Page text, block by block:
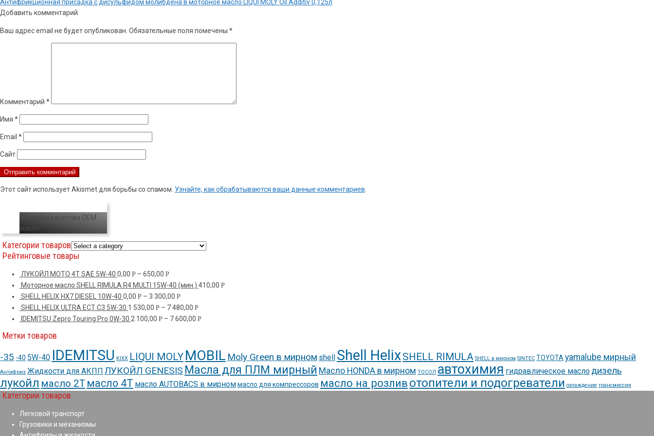
по
запись:
Антифрикционная присадка с дисульфидом молибдена в моторное масло LIQUI MOLY Oil Additiv 0,125л
Добавить комментарий
Ваш адрес email не будет опубликован. Обязательные поля помечены *
Комментарий *
Имя *
Email *
Сайт
Этот сайт использует Akismet для борьбы со спамом. Узнайте, как обрабатываются ваши данные комментариев
Гарантия качества OEM
масел
Категории товаров
Рейтинговые товары
ЛУКОЙЛ МОТО 4Т SAE 5W-40 0,00 Р – 650,00 Р
Моторное масло SHELL RIMULA R4 MULTI 15W-40 (мин.) 410,00 Р
SHELL HELIX HX7 DIESEL 10W-40 0,00 Р – 3 300,00 Р
SHELL HELIX ULTRA ECT C3 5W-30 1 530,00 Р – 7 480,00 Р
IDEMITSU Zepro Touring Pro 0W-30 2 100,00 Р – 7 600,00 Р
Метки товаров
-35 -40 5W-40 IDEMITSU KIXX LIQUI MOLY MOBIL Moly Green в мирном shell Shell HelixSHELL RIMULA SHELL в мирном SINTEC TOYOTA yamalube мирный
Антифриз Жидкости для АКПП ЛУКОЙЛ GENESIS Масла для ПЛМ мирный Масло HONDA в мирном ТОСОЛ автохимия гидравлическое масло дизель
лукойл масло 2Т масло 4Т масло AUTOBACS в мирноммасло для компрессоров масло на розливотопители и подогреватели охлаждение трансмиссия
Категории товаров
Легковой транспорт
Грузовики и механизмы